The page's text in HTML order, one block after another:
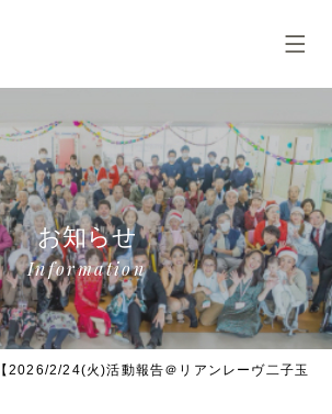
お知らせ
Information
【2026/2/24(火)活動報告＠リアンレーヴ二子玉